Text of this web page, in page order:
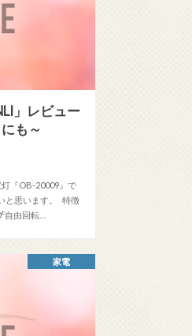
」レビュー
も～
『OB-20009』で
と思います。 特徴
自由回転…
家電